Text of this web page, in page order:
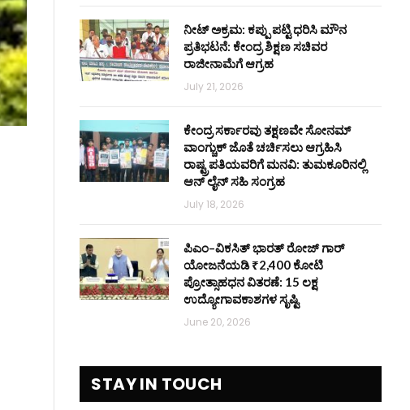
ನೀಟ್ ಅಕ್ರಮ: ಕಪ್ಪು ಪಟ್ಟಿ ಧರಿಸಿ ಮೌನ
ಪ್ರತಿಭಟನೆ: ಕೇಂದ್ರ ಶಿಕ್ಷಣ ಸಚಿವರ
ರಾಜೀನಾಮೆಗೆ ಆಗ್ರಹ
July 21, 2026
ಕೇಂದ್ರ ಸರ್ಕಾರವು ತಕ್ಷಣವೇ ಸೋನಮ್
ವಾಂಗ್ಚುಕ್ ಜೊತೆ ಚರ್ಚಿಸಲು ಆಗ್ರಹಿಸಿ
ರಾಷ್ಟ್ರಪತಿಯವರಿಗೆ ಮನವಿ: ತುಮಕೂರಿನಲ್ಲಿ
ಆನ್‌ ಲೈನ್ ಸಹಿ ಸಂಗ್ರಹ
July 18, 2026
ಪಿಎಂ–ವಿಕಸಿತ್ ಭಾರತ್ ರೋಜ್‌ ಗಾರ್
ಯೋಜನೆಯಡಿ ₹2,400 ಕೋಟಿ
ಪ್ರೋತ್ಸಾಹಧನ ವಿತರಣೆ: 15 ಲಕ್ಷ
ಉದ್ಯೋಗಾವಕಾಶಗಳ ಸೃಷ್ಟಿ
June 20, 2026
STAY IN TOUCH